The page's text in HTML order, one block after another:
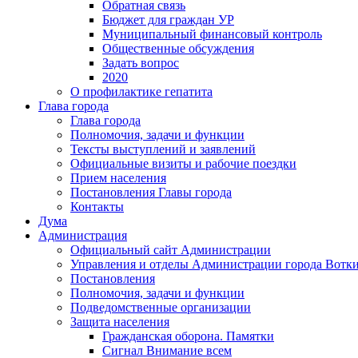
Обратная связь
Бюджет для граждан УР
Муниципальный финансовый контроль
Общественные обсуждения
Задать вопрос
2020
О профилактике гепатита
Глава города
Глава города
Полномочия, задачи и функции
Тексты выступлений и заявлений
Официальные визиты и рабочие поездки
Прием населения
Постановления Главы города
Контакты
Дума
Администрация
Официальный сайт Администрации
Управления и отделы Администрации города
Постановления
Полномочия, задачи и функции
Подведомственные организации
Защита населения
Гражданская оборона. Памятки
Сигнал Внимание всем